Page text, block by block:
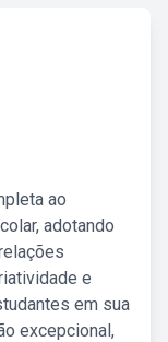
ao
adotando
e
em sua
excepcional,